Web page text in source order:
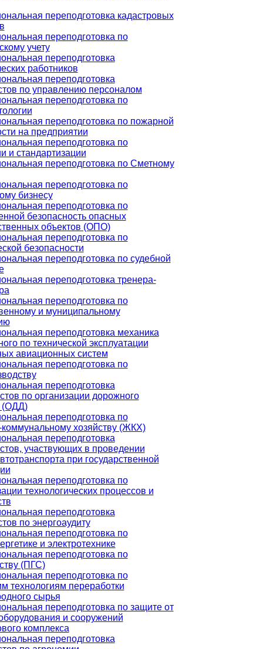
переподготовка кадастровых
переподготовка по
учету
переподготовка
работников
переподготовка
по управлению персоналом
переподготовка по
переподготовка по пожарной
на предприятии
переподготовка по
и стандартизации
переподготовка по Сметному
переподготовка по
бизнесу
переподготовка по
безопасность опасных
объектов (ОПО)
переподготовка по
безопасности
переподготовка по судебной
переподготовка тренера-
переподготовка по
и муниципальному
переподготовка механика
по технической эксплуатации
авиационных систем
переподготовка по
переподготовка
по организации дорожного
(ОДД)
переподготовка по
хозяйству (ЖКХ)
переподготовка
участвующих в проведении
при государственной
переподготовка по
технологических процессов и
переподготовка
по энергоаудиту
переподготовка по
и электротехнике
переподготовка по
(ПГС)
переподготовка по
технологиям переработки
сырья
переподготовка по защите от
и сооружений
комплекса
переподготовка